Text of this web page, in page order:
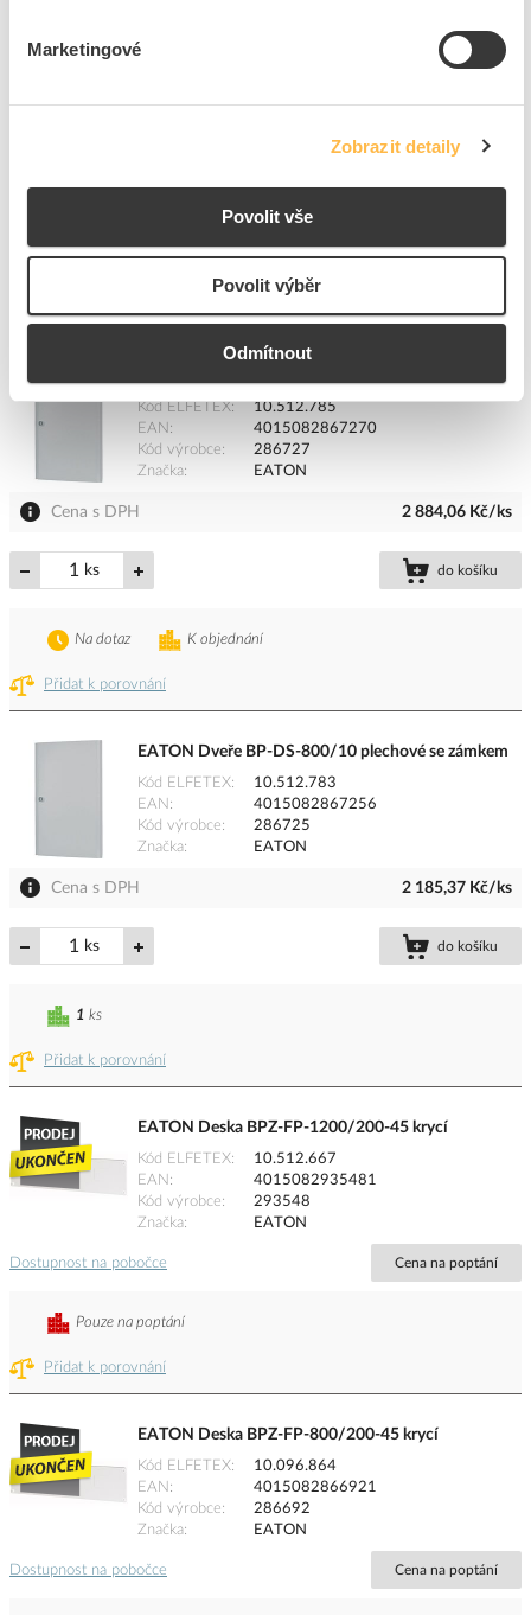
Marketingové
Zobrazit detaily
Povolit vše
Povolit výběr
Odmítnout
Kód ELFETEX
10.512.785
EAN
4015082867270
Kód výrobce
286727
Značka
EATON
Cena s DPH 2 884,06 Kč/ks
ks do košíku
Přidat k porovnání
K objednání
Na dotaz
EATON Dveře BP-DS-800/10 plechové se zámkem
Kód ELFETEX
10.512.783
EAN
4015082867256
Kód výrobce
286725
Značka
EATON
Cena s DPH 2 185,37 Kč/ks
ks do košíku
Přidat k porovnání
1 ks
EATON Deska BPZ-FP-1200/200-45 krycí
Kód ELFETEX
10.512.667
EAN
4015082935481
Kód výrobce
293548
Značka
EATON
Dostupnost na pobočce Cena na poptání
Přidat k porovnání
Pouze na poptání
EATON Deska BPZ-FP-800/200-45 krycí
Kód ELFETEX
10.096.864
EAN
4015082866921
Kód výrobce
286692
Značka
EATON
Dostupnost na pobočce Cena na poptání